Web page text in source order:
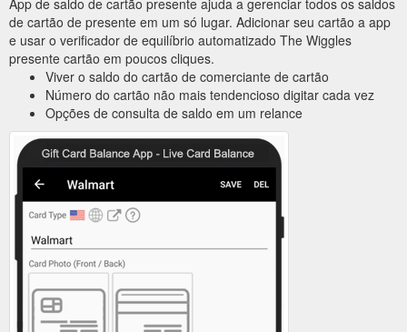
de cartão de presente em um só lugar. Adicionar seu cartão a app
e usar o verificador de equilíbrio automatizado The Wiggles
presente cartão em poucos cliques.
Viver o saldo do cartão de comerciante de cartão
Número do cartão não mais tendencioso digitar cada vez
Opções de consulta de saldo em um relance